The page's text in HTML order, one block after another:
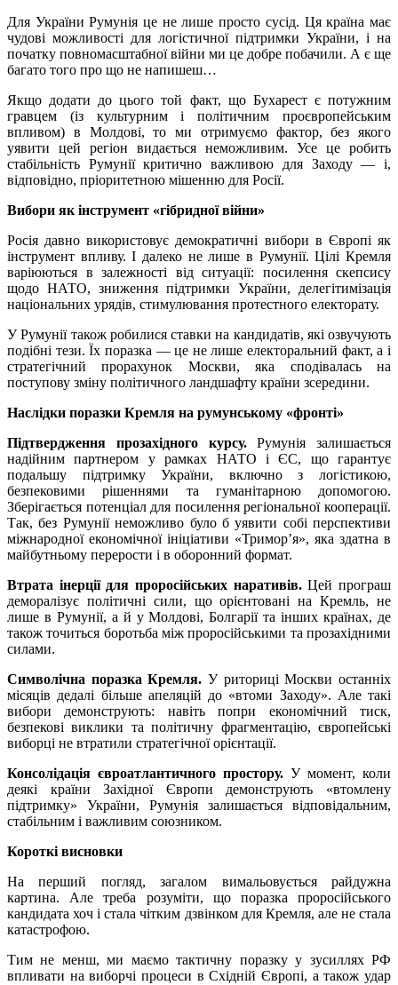
Для України Румунія це не лише просто сусід. Ця країна має
чудові можливості для логістичної підтримки України, і на
початку повномасштабної війни ми це добре побачили. А є ще
багато того про що не напишеш…
Якщо додати до цього той факт, що Бухарест є потужним
гравцем (із культурним і політичним проєвропейським
впливом) в Молдові, то ми отримуємо фактор, без якого
уявити цей регіон видається неможливим. Усе це робить
стабільність Румунії критично важливою для Заходу — і,
відповідно, пріоритетною мішенню для Росії.
Вибори як інструмент «гібридної війни»
Росія давно використовує демократичні вибори в Європі як
інструмент впливу. І далеко не лише в Румунії. Цілі Кремля
варіюються в залежності від ситуації: посилення скепсису
щодо НАТО, зниження підтримки України, делегітимізація
національних урядів, стимулювання протестного електорату.
У Румунії також робилися ставки на кандидатів, які озвучують
подібні тези. Їх поразка — це не лише електоральний факт, а і
стратегічний прорахунок Москви, яка сподівалась на
поступову зміну політичного ландшафту країни зсередини.
Наслідки поразки Кремля на румунському «фронті»
Підтвердження прозахідного курсу.Румунія залишається
надійним партнером у рамках НАТО і ЄС, що гарантує
подальшу підтримку України, включно з логістикою,
безпековими рішеннями та гуманітарною допомогою.
Зберігається потенціал для посилення регіональної кооперації.
Так, без Румунії неможливо було б уявити собі перспективи
міжнародної економічної ініціативи «Тримор’я», яка здатна в
майбутньому перерости і в оборонний формат.
Втрата інерції для проросійських наративів.Цей програш
деморалізує політичні сили, що орієнтовані на Кремль, не
лише в Румунії, а й у Молдові, Болгарії та інших країнах, де
також точиться боротьба між проросійськими та прозахідними
силами.
Символічна поразка Кремля. У риториці Москви останніх
місяців дедалі більше апеляцій до «втоми Заходу». Але такі
вибори демонструють: навіть попри економічний тиск,
безпекові виклики та політичну фрагментацію, європейські
виборці не втратили стратегічної орієнтації.
Консолідація євроатлантичного простору. У момент, коли
деякі країни Західної Європи демонструють «втомлену
підтримку» України, Румунія залишається відповідальним,
стабільним і важливим союзником.
Короткі висновки
На перший погляд, загалом вимальовується райдужна
картина. Але треба розуміти, що поразка проросійського
кандидата хоч і стала чітким дзвінком для Кремля, але не стала
катастрофою.
Тим не менш, ми маємо тактичну поразку у зусиллях РФ
впливати на виборчі процеси в Східній Європі, а також удар